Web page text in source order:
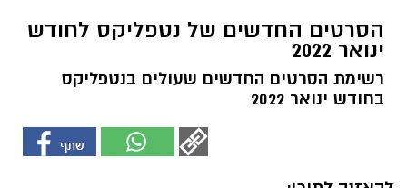
הסרטים החדשים של נטפליקס לחודש
ינואר 2022
רשימת הסרטים החדשים שעולים בנטפליקס
בחודש ינואר 2022